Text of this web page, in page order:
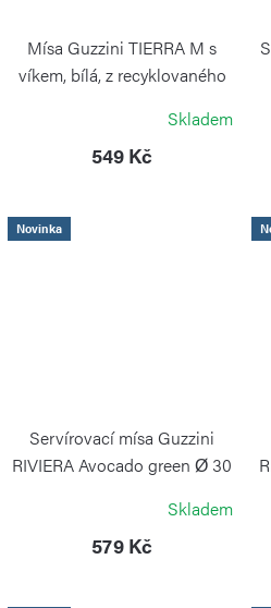
Mísa Guzzini TIERRA M s
víkem, bílá, z recyklovaného
Skladem
549 Kč
Novinka
Servírovací mísa Guzzini
RIVIERA Avocado green Ø 30
Skladem
579 Kč